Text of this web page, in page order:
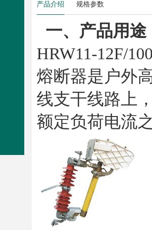
产品介绍 规格参数
一、产品用途
HRW11-12F/
熔断器是户外
线支干线路上
额定负荷电流